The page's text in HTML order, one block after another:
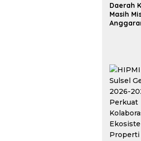
Daerah
Masih